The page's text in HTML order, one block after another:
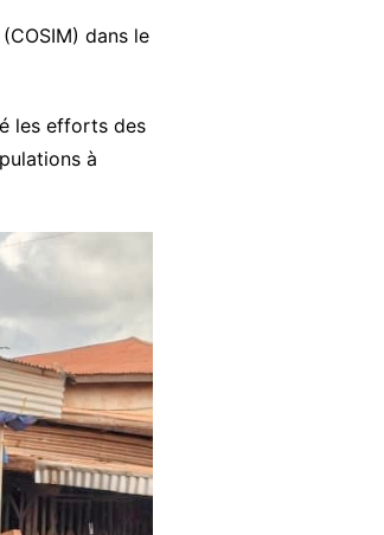
dans le
les efforts des
à